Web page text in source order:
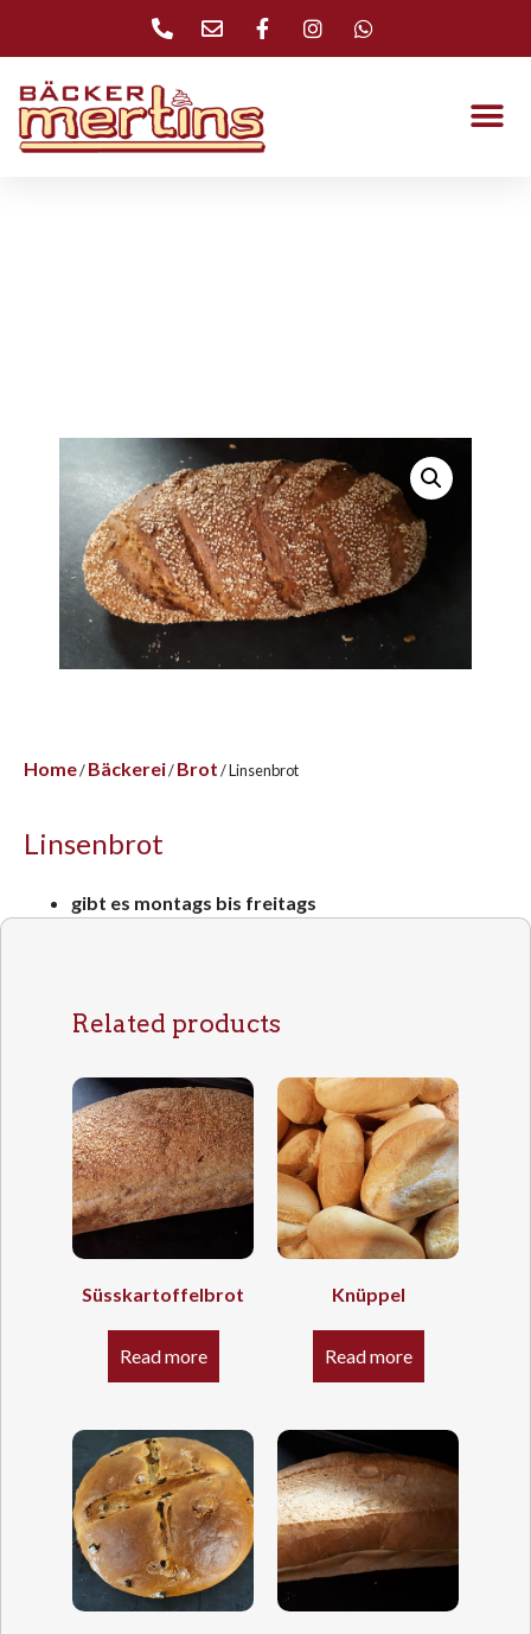
Home/Bäckerei/Brot/ Linsenbrot
Linsenbrot
gibt es montags bis freitags
Related products
Süsskartoffelbrot
Read more
Knüppel
Read more